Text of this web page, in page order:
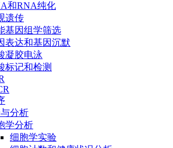
和RNA纯化
遗传
基因组学筛选
表达和基因沉默
凝胶电泳
标记和检测
分析
学分析
细胞学实验